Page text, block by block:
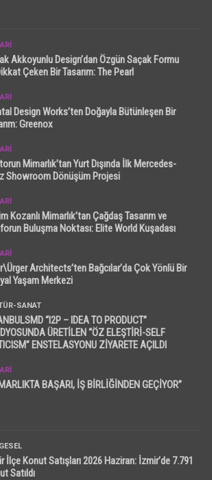
Akkoyunlu Design’dan Özgün Saçak Formu
Çeken Bir Tasarım: The Pearl
Design Works’ten Doğayla Bütünleşen Bir
Greenox
Mimarlık’tan Yurt Dışında İlk Mercedes-
Showroom Dönüşüm Projesi
Kozanlı Mimarlık’tan Çağdaş Tasarım ve
Buluşma Noktası: Elite World Kuşadası
Architects’ten Bağcılar’da Çok Yönlü Bir
Yaşam Merkezi
SANAT
“I2P – IDEA TO PRODUCT”
ÜRETİLEN “ÖZ ELEŞTİRİ-SELF
ENSTELASYONU ZİYARETE AÇILDI
BAŞARI, İŞ BİRLİĞİNDEN GEÇİYOR”
İlçe Konut Satışları 2026 Haziran: İzmir’de 7.791
Satıldı